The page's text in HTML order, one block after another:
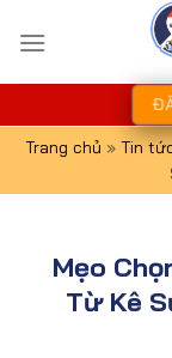
qua
Trang chủ » Tin
Mẹo
Từ Kê